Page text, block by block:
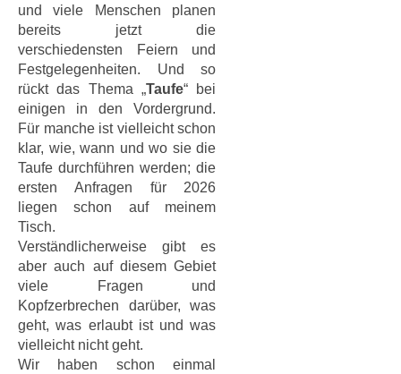
und viele Menschen planen
bereits jetzt die
verschiedensten Feiern und
Festgelegenheiten. Und so
rückt das Thema „Taufe“ bei
einigen in den Vordergrund.
Für manche ist vielleicht schon
klar, wie, wann und wo sie die
Taufe durchführen werden; die
ersten Anfragen für 2026
liegen schon auf meinem
Tisch.
Verständlicherweise gibt es
aber auch auf diesem Gebiet
viele Fragen und
Kopfzerbrechen darüber, was
geht, was erlaubt ist und was
vielleicht nicht geht.
Wir haben schon einmal